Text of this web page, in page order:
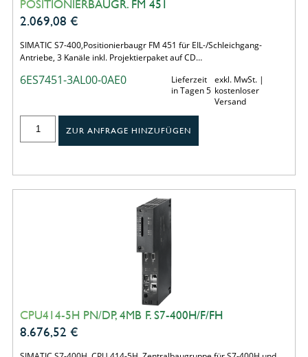
POSITIONIERBAUGR. FM 451
2.069,08 €
SIMATIC S7-400,Positionierbaugr FM 451 für EIL-/Schleichgang-
Antriebe, 3 Kanäle inkl. Projektierpaket auf CD…
6ES7451-3AL00-0AE0
Lieferzeit
in Tagen 5
exkl. MwSt. |
kostenloser
Versand
ZUR ANFRAGE HINZUFÜGEN
CPU414-5H PN/DP, 4MB F. S7-400H/F/FH
8.676,52 €